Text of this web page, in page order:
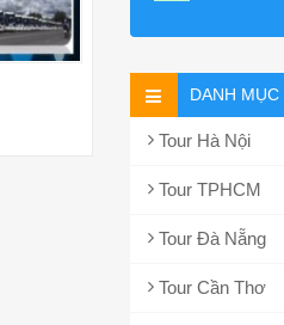
DANH MỤC
Tour Hà Nội
Tour TPHCM
Tour Đà Nẵng
Tour Cần Thơ